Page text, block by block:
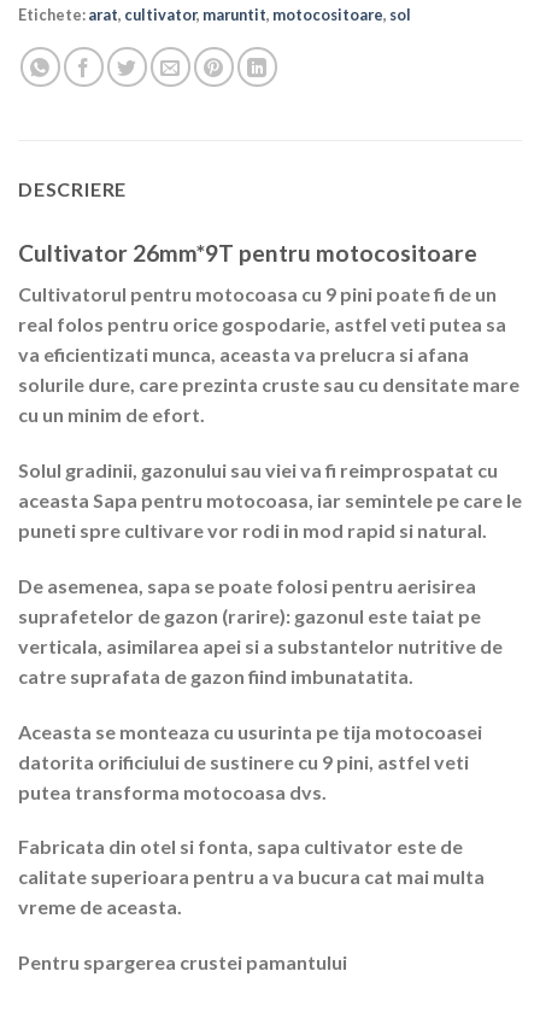
Etichete:arat, cultivator, maruntit, motocositoare, sol
DESCRIERE
Cultivator 26mm*9T pentru motocositoare
Cultivatorul pentru motocoasa cu 9 pini poate fi de un
real folos pentru orice gospodarie, astfel veti putea sa
va eficientizati munca, aceasta va prelucra si afana
solurile dure, care prezinta cruste sau cu densitate mare
cu un minim de efort.
Solul gradinii, gazonului sau viei va fi reimprospatat cu
aceasta Sapa pentru motocoasa, iar semintele pe care le
puneti spre cultivare vor rodi in mod rapid si natural.
De asemenea, sapa se poate folosi pentru aerisirea
suprafetelor de gazon (rarire): gazonul este taiat pe
verticala, asimilarea apei si a substantelor nutritive de
catre suprafata de gazon fiind imbunatatita.
Aceasta se monteaza cu usurinta pe tija motocoasei
datorita orificiului de sustinere cu 9 pini, astfel veti
putea transforma motocoasa dvs.
Fabricata din otel si fonta, sapa cultivator este de
calitate superioara pentru a va bucura cat mai multa
vreme de aceasta.
Pentru spargerea crustei pamantului